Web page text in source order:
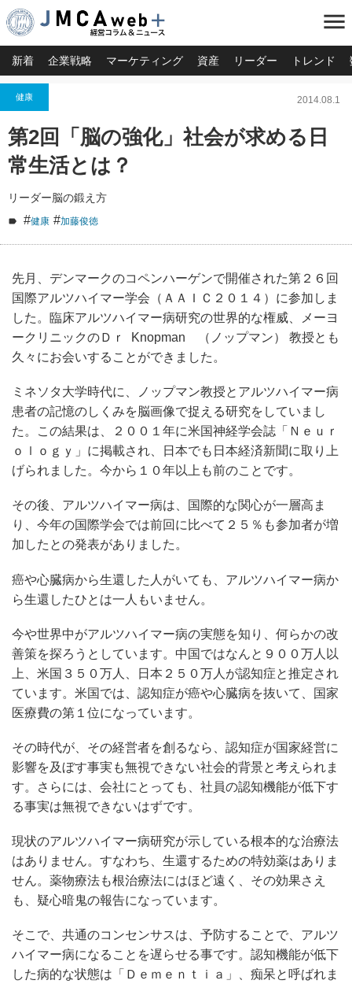
menu
新着 企業戦略 マーケティング 資産 リーダー トレンド
健康 2014.08.1
第2回「脳の強化」社会が求める日
常生活とは？
リーダー脳の鍛え方
#健康 #加藤俊徳
先月、デンマークのコペンハーゲンで開催された第２６回
国際アルツハイマー学会（ＡＡＩＣ２０１４）に参加しま
した。臨床アルツハイマー病研究の世界的な権威、メーヨ
ークリニックのＤｒ Knopman （ノップマン） 教授とも
久々にお会いすることができました。
ミネソタ大学時代に、ノップマン教授とアルツハイマー病
患者の記憶のしくみを脳画像で捉える研究をしていまし
た。この結果は、２００１年に米国神経学会誌「Ｎｅｕｒ
ｏｌｏｇｙ」に掲載され、日本でも日本経済新聞に取り上
げられました。今から１０年以上も前のことです。
その後、アルツハイマー病は、国際的な関心が一層高ま
り、今年の国際学会では前回に比べて２５％も参加者が増
加したとの発表がありました。
癌や心臓病から生還した人がいても、アルツハイマー病か
ら生還したひとは一人もいません。
今や世界中がアルツハイマー病の実態を知り、何らかの改
善策を探ろうとしています。中国ではなんと９００万人以
上、米国３５０万人、日本２５０万人が認知症と推定され
ています。米国では、認知症が癌や心臓病を抜いて、国家
医療費の第１位になっています。
その時代が、その経営者を創るなら、認知症が国家経営に
影響を及ぼす事実も無視できない社会的背景と考えられま
す。さらには、会社にとっても、社員の認知機能が低下す
る事実は無視できないはずです。
現状のアルツハイマー病研究が示している根本的な治療法
はありません。すなわち、生還するための特効薬はありま
せん。薬物療法も根治療法にはほど遠く、その効果さえ
も、疑心暗鬼の報告になっています。
そこで、共通のコンセンサスは、予防することで、アルツ
ハイマー病になることを遅らせる事です。認知機能が低下
した病的な状態は「Ｄｅｍｅｎｔｉａ」、痴呆と呼ばれま